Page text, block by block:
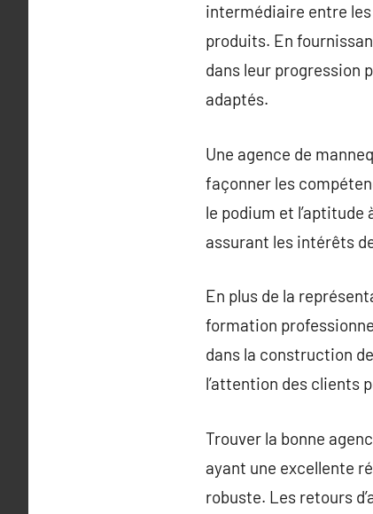
intermédiaire entre
produits. En
dans leur progression
adaptés.
Une agence de
façonner les
le podium et
assurant les intérêts
En plus de la
formation
dans la construction
l’attention des clients
Trouver la bonne
ayant une excellente
robuste. Les retours